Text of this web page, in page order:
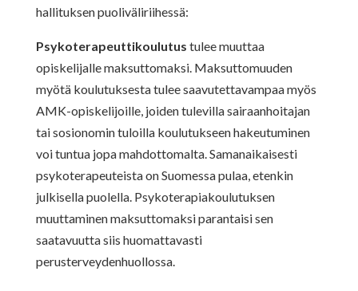
hallituksen puoliväliriihessä:
Psykoterapeuttikoulutus tulee muuttaa
opiskelijalle maksuttomaksi. Maksuttomuuden
myötä koulutuksesta tulee saavutettavampaa myös
AMK-opiskelijoille, joiden tulevilla sairaanhoitajan
tai sosionomin tuloilla koulutukseen hakeutuminen
voi tuntua jopa mahdottomalta. Samanaikaisesti
psykoterapeuteista on Suomessa pulaa, etenkin
julkisella puolella. Psykoterapiakoulutuksen
muuttaminen maksuttomaksi parantaisi sen
saatavuutta siis huomattavasti
perusterveydenhuollossa.